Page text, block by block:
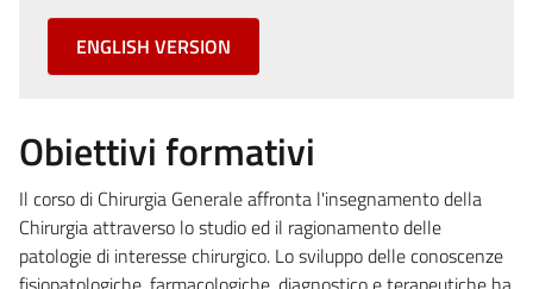
ENGLISH VERSION
Obiettivi formativi
Il corso di Chirurgia Generale affronta l'insegnamento della
Chirurgia attraverso lo studio ed il ragionamento delle
patologie di interesse chirurgico. Lo sviluppo delle conoscenze